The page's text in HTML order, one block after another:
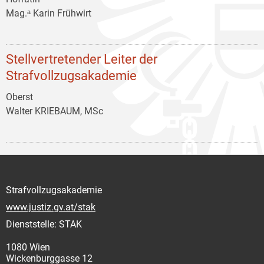
Mag.ᵃ Karin Frühwirt
Stellvertretender Leiter der
Strafvollzugsakademie
Oberst
Walter KRIEBAUM, MSc
Strafvollzugsakademie
www.justiz.gv.at/stak
Dienststelle: STAK
1080 Wien
Wickenburggasse 12